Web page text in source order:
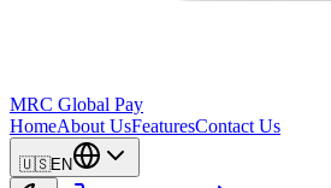
MRC Global Pay
HomeAbout UsFeaturesContact Us
🇺🇸EN